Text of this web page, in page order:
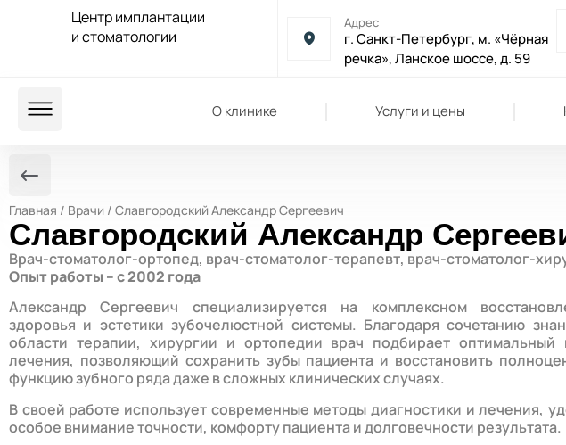
Центр имплантации
и стоматологии
Адрес
г. Санкт-Петербург, м. «Чёрная
речка», Ланское шоссе, д. 59
О клинике Услуги и цены
Главная / Врачи / Славгородский Александр Сергеевич
Славгородский Александр
Врач-стоматолог-ортопед, врач-стоматолог-терапевт, врач-стоматолог-
Опыт работы – с 2002 года
Александр Сергеевич специализируется на комплексном
здоровья и эстетики зубочелюстной системы. Благодаря сочетанию
области терапии, хирургии и ортопедии врач подбирает оптимальный
лечения, позволяющий сохранить зубы пациента и восстановить
функцию зубного ряда даже в сложных клинических случаях.
В своей работе использует современные методы диагностики и лечения,
особое внимание точности, комфорту пациента и долговечности результата.